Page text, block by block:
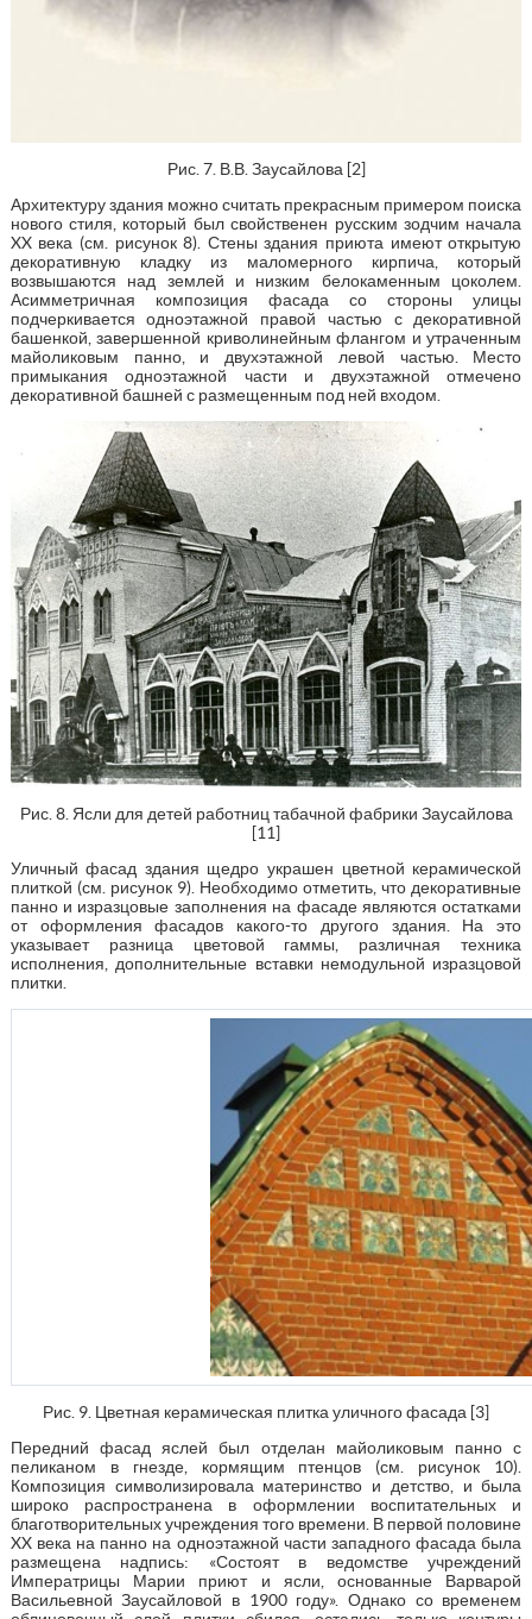
Рис. 7. В.В. Заусайлова [2]
Архитектуру здания можно считать прекрасным примером поиска
нового стиля, который был свойственен русским зодчим начала
XX века (см. рисунок 8). Стены здания приюта имеют открытую
декоративную кладку из маломерного кирпича, который
возвышаются над землей и низким белокаменным цоколем.
Асимметричная композиция фасада со стороны улицы
подчеркивается одноэтажной правой частью с декоративной
башенкой, завершенной криволинейным флангом и утраченным
майоликовым панно, и двухэтажной левой частью. Место
примыкания одноэтажной части и двухэтажной отмечено
декоративной башней с размещенным под ней входом.
Рис. 8. Ясли для детей работниц табачной фабрики Заусайлова
[11]
Уличный фасад здания щедро украшен цветной керамической
плиткой (см. рисунок 9). Необходимо отметить, что декоративные
панно и изразцовые заполнения на фасаде являются остатками
от оформления фасадов какого-то другого здания. На это
указывает разница цветовой гаммы, различная техника
исполнения, дополнительные вставки немодульной изразцовой
плитки.
Рис. 9. Цветная керамическая плитка уличного фасада [3]
Передний фасад яслей был отделан майоликовым панно с
пеликаном в гнезде, кормящим птенцов (см. рисунок 10).
Композиция символизировала материнство и детство, и была
широко распространена в оформлении воспитательных и
благотворительных учреждения того времени. В первой половине
XX века на панно на одноэтажной части западного фасада была
размещена надпись: «Состоят в ведомстве учреждений
Императрицы Марии приют и ясли, основанные Варварой
Васильевной Заусайловой в 1900 году». Однако со временем